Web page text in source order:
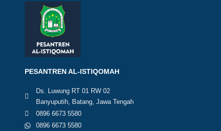
PESANTREN AL-ISTIQOMAH
Ds. Luwung RT 01 RW 02
Banyuputih, Batang, Jawa Tengah
0896 6673 5580
0896 6673 5580